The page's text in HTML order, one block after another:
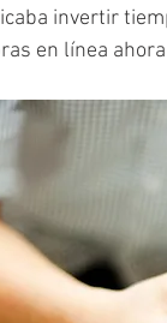
invertir
en línea